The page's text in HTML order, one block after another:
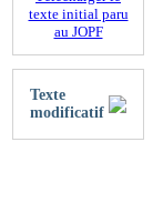
texte initial paru
au JOPF
Texte
modificatif